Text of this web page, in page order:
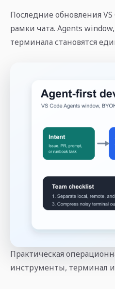
Последние обновления VS
рамки чата. Agents
терминала становятся
Практическая
инструменты, терминал и